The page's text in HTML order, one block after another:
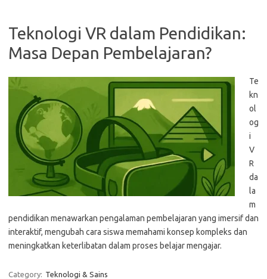
Teknologi VR dalam Pendidikan:
Masa Depan Pembelajaran?
Te
kn
ol
og
i
V
R
da
la
m
pendidikan menawarkan pengalaman pembelajaran yang imersif dan
interaktif, mengubah cara siswa memahami konsep kompleks dan
meningkatkan keterlibatan dalam proses belajar mengajar.
Category: Teknologi & Sains